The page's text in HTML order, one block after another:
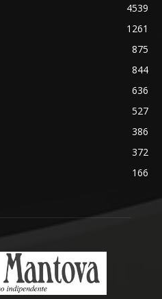
4539
1261
875
844
636
527
386
372
166